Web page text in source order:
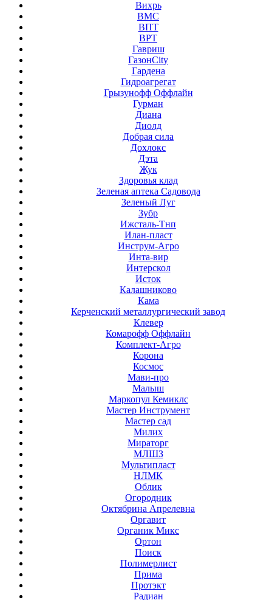
Вихрь
ВМС
ВПТ
ВРТ
Гавриш
ГазонCity
Гардена
Гидроагрегат
Грызунофф Оффлайн
Гурман
Диана
Диолд
Добрая сила
Дохлокс
Дэта
Жук
Здоровья клад
Зеленая аптека Садовода
Зеленый Луг
Зубр
Ижсталь-Тнп
Илан-пласт
Инструм-Агро
Инта-вир
Интерскол
Исток
Калашниково
Кама
Керченский металлургический завод
Клевер
Комарофф Оффлайн
Комплект-Агро
Корона
Космос
Мави-про
Малыш
Маркопул Кемиклс
Мастер Инструмент
Мастер сад
Милих
Мираторг
МЛШЗ
Мультипласт
НЛМК
Облик
Огородник
Октябрина Апрелевна
Оргавит
Органик Микс
Ортон
Поиск
Полимерлист
Прима
Протэкт
Радиан